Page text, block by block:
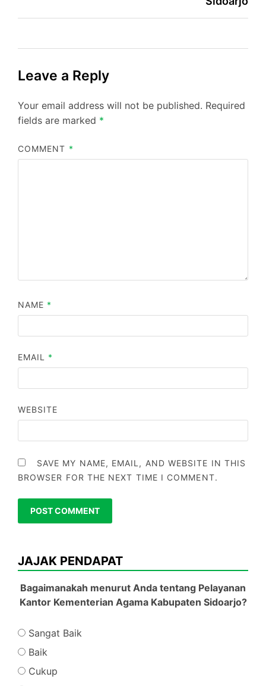
Leave a Reply
Your email address will not be published. Required
fields are marked *
COMMENT *
NAME *
EMAIL *
WEBSITE
SAVE MY NAME, EMAIL, AND WEBSITE IN THIS
BROWSER FOR THE NEXT TIME I COMMENT.
JAJAK PENDAPAT
Bagaimanakah menurut Anda tentang Pelayanan
Kantor Kementerian Agama Kabupaten Sidoarjo?
Sangat Baik
Baik
Cukup